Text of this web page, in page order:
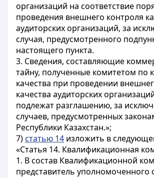
организаций на соответствие
проведения внешнего контроля
аудиторских организаций, за
случая, предусмотренного
настоящего пункта.
3. Сведения, составляющие
тайну, полученные комитетом по
качества при проведении
качества аудиторских
подлежат разглашению, за
случаев, предусмотренных
Республики Казахстан.»;
7) статью 14 изложить в
«Статья 14. Квалификационная
1. В состав Квалификационной
представитель уполномоченного